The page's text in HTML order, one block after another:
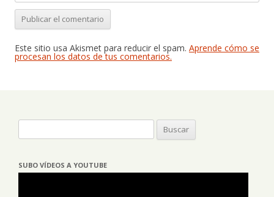
Este sitio usa Akismet para reducir el spam. Aprende cómo se
procesan los datos de tus comentarios.
SUBO VÍDEOS A YOUTUBE